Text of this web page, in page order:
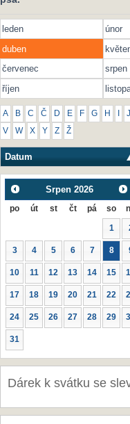
leden únor
duben
červenec
srpen
říjen
A B C Č D E F G H J
V W X Y Z Ž
Datum
Srpen 2026
po út st čt pá so
1
3 4 5 6 7 8
10 11 12 13 14 15
17 18 19 20 21 22
24 25 26 27 28 29
31
Dárek k svátku se